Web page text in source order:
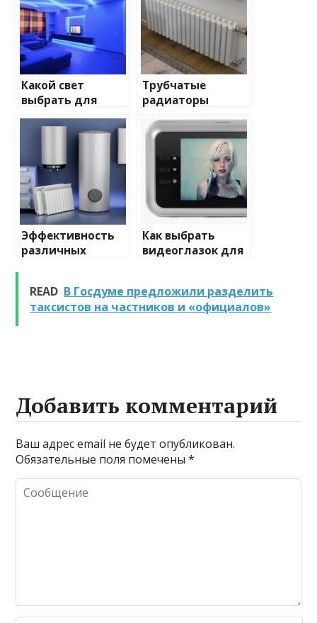
Какой свет
выбрать для
домашнего
освещения
Трубчатые
радиаторы
отопления: виды
и характеристики
Эффективность
различных
очистке и
промывке котлов
Как выбрать
видеоглазок для
READ В Госдуме предложили разделить
таксистов на частников и «официалов»
Добавить комментарий
Ваш адрес email не будет опубликован.
Обязательные поля помечены*